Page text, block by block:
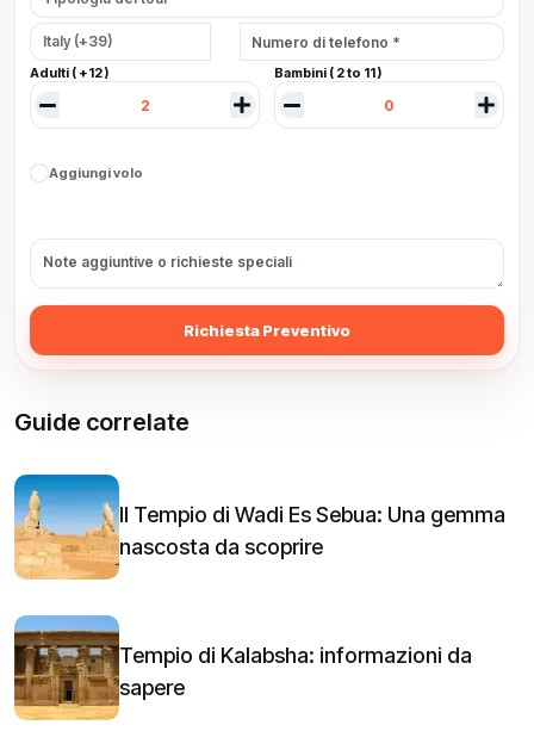
Adulti ( +12 ) Bambini ( 2 to 11 )
Aggiungi volo
Richiesta Preventivo
Guide correlate
Il Tempio di Wadi Es Sebua: Una gemma
nascosta da scoprire
Tempio di Kalabsha: informazioni da
sapere